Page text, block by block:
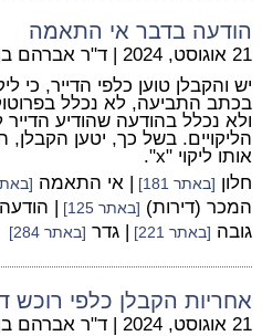
הודעה בדבר אי התאמה
21 אוגוסט, 2024 | ד"ר אברהם
בכתב התביעה, לא נכלל
ולא נכלל בהודעה שהודיע הדייר
הליקויים. בשל כך, יטען הקבלן,
אותו ליקוי "x".
חלון [באתר 181] | אי התאמה [באתר
המכר (דירות) [באתר 125] | הודעה
גובה [באתר 221] | גדר [באתר 284]
אחריות הקבלן כלפי רוכש
21 אוגוסט, 2024 | ד"ר אברהם